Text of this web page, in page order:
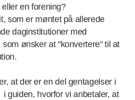
en forening?
som er møntet på allerede
daginstitutioner med
ønsker at "konvertere" til at
at der er en del gentagelser i
guiden, hvorfor vi anbetaler, at